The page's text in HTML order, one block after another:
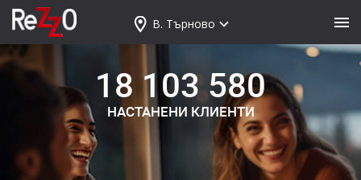
В. Търново
18 103 580
НАСТАНЕНИ КЛИЕНТИ